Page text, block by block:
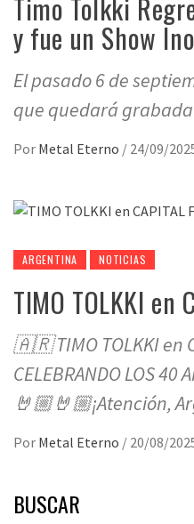
Timo Tolkki
y fue un Show
El pasado 6 de
que quedará
Por Metal Eterno / 24/09/
ARGENTINA NOTICIAS
TIMO TOLKKI en
🇦🇷 TIMO TOLKKI en
CELEBRANDO LOS 40
🤘🏼🤘🏼¡Atención,
Por Metal Eterno / 20/08/
BUSCAR